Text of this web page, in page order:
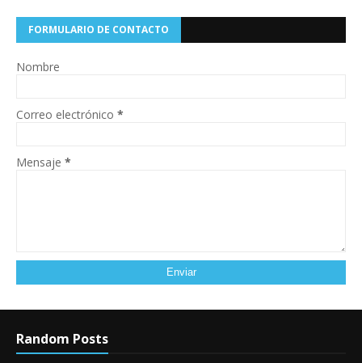
FORMULARIO DE CONTACTO
Nombre
Correo electrónico *
Mensaje *
Random Posts